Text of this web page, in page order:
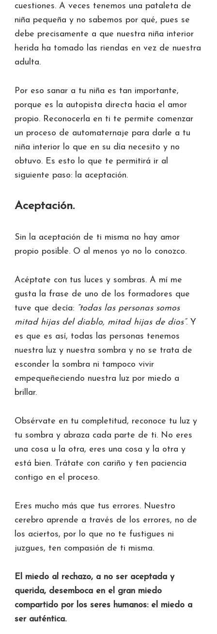
cuestiones. A veces tenemos una pataleta de
niña pequeña y no sabemos por qué, pues se
debe precisamente a que nuestra niña interior
herida ha tomado las riendas en vez de nuestra
adulta.
Por eso sanar a tu niña es tan importante,
porque es la autopista directa hacia el amor
propio. Reconocerla en ti te permite comenzar
un proceso de automaternaje para darle a tu
niña interior lo que en su día necesito y no
obtuvo. Es esto lo que te permitirá ir al
siguiente paso: la aceptación.
Aceptación.
Sin la aceptación de ti misma no hay amor
propio posible. O al menos yo no lo conozco.
Acéptate con tus luces y sombras. A mí me
gusta la frase de uno de los formadores que
tuve que decía: “todas las personas somos
mitad hijas del diablo, mitad hijas de dios”. Y
es que es así, todas las personas tenemos
nuestra luz y nuestra sombra y no se trata de
esconder la sombra ni tampoco vivir
empequeñeciendo nuestra luz por miedo a
brillar.
Obsérvate en tu completitud, reconoce tu luz y
tu sombra y abraza cada parte de ti. No eres
una cosa u la otra, eres una cosa y la otra y
está bien. Trátate con cariño y ten paciencia
contigo en el proceso.
Eres mucho más que tus errores. Nuestro
cerebro aprende a través de los errores, no de
los aciertos, por lo que no te fustigues ni
juzgues, ten compasión de ti misma.
El miedo al rechazo, a no ser aceptada y
querida, desemboca en el gran miedo
compartido por los seres humanos: el miedo a
ser auténtica.